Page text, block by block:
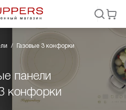
Газовые 3 конфорки
панели
конфорки